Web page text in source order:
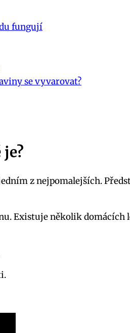
fungují
se vyvarovat?
z nejpomalejších.
Existuje několik